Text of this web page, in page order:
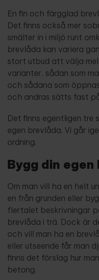
En fin och färgglad
Det finns också mer
smälter in i miljö runt
brevlåda kan variera
stort utbud att välja
varianter, sådan som
och sådana som
och andras sätts fast
Det finns egentligen tre
egen brevlåda. Vi går
ordning.
Bygg din
Om man vill ha en helt
en från grunden eller
flertalet beskrivningar
brevlåda i trä. Dock är
och vill man ha en
eller utseende får man
finns det förslag hur
betong.